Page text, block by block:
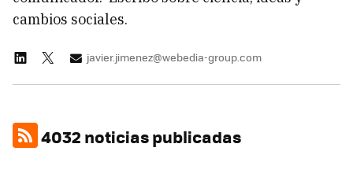
cambios sociales.
javier.jimenez@webedia-group.com
4032 noticias publicadas